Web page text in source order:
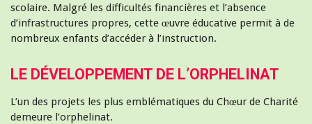
scolaire. Malgré les difficultés financières et l’absence
d’infrastructures propres, cette œuvre éducative permit à de
nombreux enfants d’accéder à l’instruction.
LE DÉVELOPPEMENT DE L’ORPHELINAT
L’un des projets les plus emblématiques du Chœur de Charité
demeure l’orphelinat.